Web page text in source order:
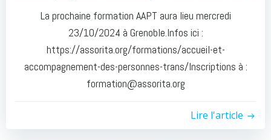
La prochaine formation AAPT aura lieu mercredi
23/10/2024 à Grenoble.Infos ici :
https://assorita.org/formations/accueil-et-
accompagnement-des-personnes-trans/Inscriptions à :
formation@assorita.org
Lire l'article